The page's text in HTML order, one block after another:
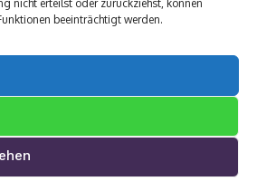
nicht erteilst oder zurückziehst, können
beeinträchtigt werden.